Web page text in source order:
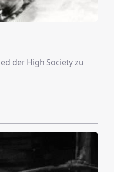
der High Society zu